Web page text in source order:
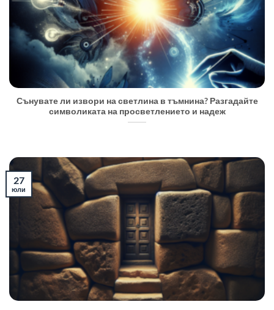
Сънувате ли извори на светлина в тъмнина? Разгадайте
символиката на просветлението и надеж
27
юли